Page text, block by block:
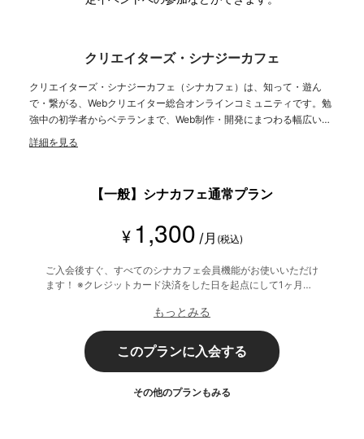
クリエイターズ・シナジーカフェ
クリエイターズ・シナジーカフェ（シナカフェ）は、知って・遊ん
で・繋がる、Webクリエイター総合オンラインコミュニティです。勉
強中の初学者からベテランまで、Web制作・開発にまつわる幅広い職
種のメンバーが参加中！
詳細を見る
【一般】シナカフェ通常プラン
¥ 1,300 /月 (税込)
ご入会後すぐ、すべてのシナカフェ会員機能がお使いいただけ
ます！ ※クレジットカード決済をした日を起点にして1ヶ月間
もっとみる
このプランに入会する
その他のプランもみる